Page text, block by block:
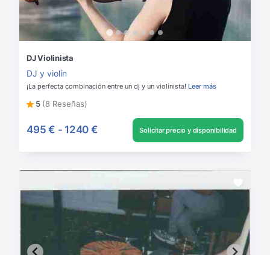
DJ Violinista
DJ y violín
¡La perfecta combinación entre un dj y un violinista! Leer más
5 (8 Reseñas)
495 € - 1240 € Solicitar precio y disponibilidad